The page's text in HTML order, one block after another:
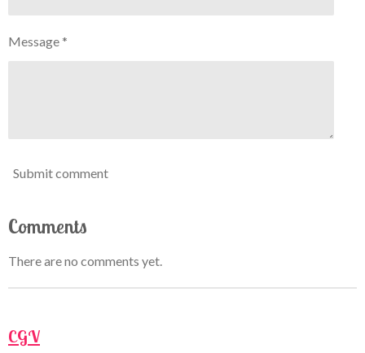
Message *
Submit comment
Comments
There are no comments yet.
CGV